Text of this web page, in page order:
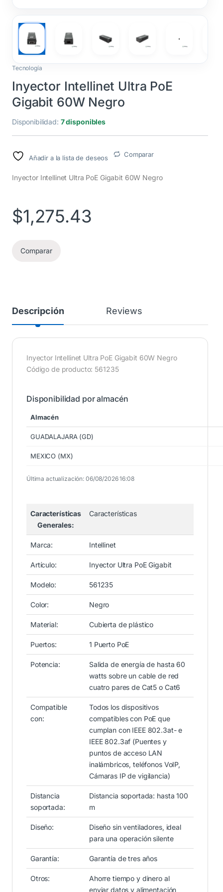
Tecnología
Inyector Intellinet Ultra PoE
Gigabit 60W Negro
Disponibilidad: 7 disponibles
Añadir a la lista de deseos Comparar
Inyector Intellinet Ultra PoE Gigabit 60W Negro
$1,275.43
Comparar
Descripción Reviews
Inyector Intellinet Ultra PoE Gigabit 60W Negro
Código de producto: 561235
Disponibilidad por almacén
Almacén
GUADALAJARA (GD)
MEXICO (MX)
Última actualización: 06/08/2026 16:08
Características
Generales:
Características
Marca: Intellinet
Artículo: Inyector Ultra PoE Gigabit
Modelo: 561235
Color: Negro
Material: Cubierta de plástico
Puertos: 1 Puerto PoE
Potencia:
Salida de energía de hasta 60
watts sobre un cable de red
cuatro pares de Cat5 o Cat6
Compatible
con:
Todos los dispositivos
compatibles con PoE que
cumplan con IEEE 802.3at- e
IEEE 802.3af (Puentes y
puntos de acceso LAN
inalámbricos, teléfonos VoIP,
Cámaras IP de vigilancia)
Distancia
soportada:
Distancia soportada: hasta 100
m
Diseño:
Diseño sin ventiladores, ideal
para una operación silente
Garantía: Garantía de tres años
Otros:
Ahorre tiempo y dinero al
enviar datos y alimentación